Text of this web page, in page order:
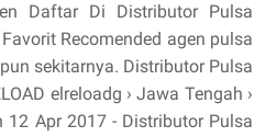
Daftar Di Distributor Pulsa
Recomended agen pulsa
sekitarnya. Distributor Pulsa
elreloadg › Jawa Tengah ›
12 Apr 2017 - Distributor Pulsa